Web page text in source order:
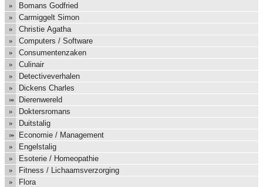
Bomans Godfried
Carmiggelt Simon
Christie Agatha
Computers / Software
Consumentenzaken
Culinair
Detectiveverhalen
Dickens Charles
Dierenwereld
Doktersromans
Duitstalig
Economie / Management
Engelstalig
Esoterie / Homeopathie
Fitness / Lichaamsverzorging
Flora